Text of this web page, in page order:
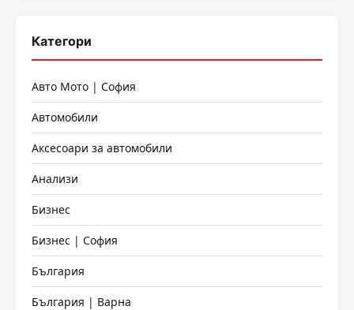
Категори
Авто Мото | София
Автомобили
Аксесоари за автомобили
Анализи
Бизнес
Бизнес | София
България
България | Варна